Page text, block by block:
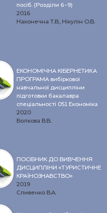
посіб. (Розділи 6-9)
2016
Наконечна Т.В., Нікулін О.В.
ЕКОНОМІЧНА КІБЕРНЕТИКА
ПРОГРАМА вибіркової
навчальної дисципліни
підготовки бакалавра
спеціальності 051 Економіка
2020
Волкова В.В.
ПОСІБНИК ДО ВИВЧЕННЯ
ДИСЦИПЛІНИ «ТУРИСТИЧНЕ
КРАЇНОЗНАВСТВО»
2019
Сливенко В.А.